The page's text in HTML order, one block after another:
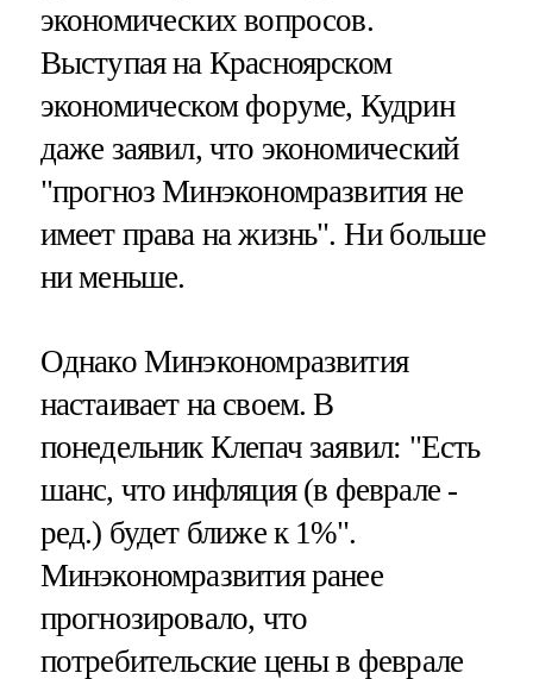
экономических вопросов.
Выступая на Красноярском
экономическом форуме, Кудрин
даже заявил, что экономический
"прогноз Минэкономразвития не
имеет права на жизнь". Ни больше
ни меньше.
Однако Минэкономразвития
настаивает на своем. В
понедельник Клепач заявил: "Есть
шанс, что инфляция (в феврале -
ред.) будет ближе к 1%".
Минэкономразвития ранее
прогнозировало, что
потребительские цены в феврале